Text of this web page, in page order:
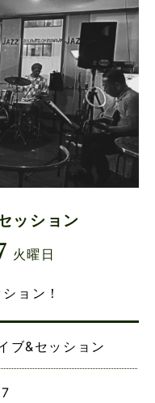
ッション
火曜日
ョン！
ブ&セッション